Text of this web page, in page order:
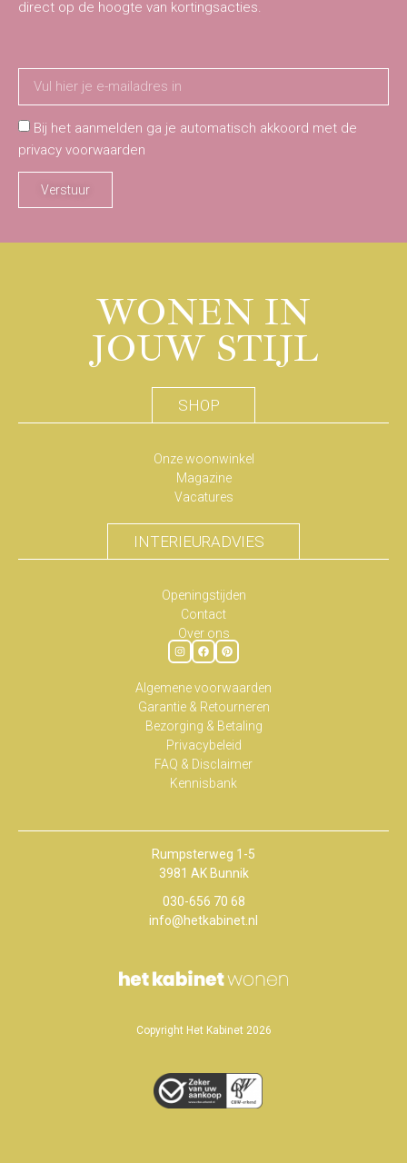
direct op de hoogte van kortingsacties.
Bij het aanmelden ga je automatisch akkoord met de
privacy voorwaarden
Verstuur
WONEN IN
JOUW STIJL
SHOP
Onze woonwinkel
Magazine
Vacatures
INTERIEURADVIES
Openingstijden
Contact
Over ons
Algemene voorwaarden
Garantie & Retourneren
Bezorging & Betaling
Privacybeleid
FAQ & Disclaimer
Kennisbank
Rumpsterweg 1-5
3981 AK Bunnik
030-656 70 68
info@hetkabinet.nl
Copyright Het Kabinet 2026